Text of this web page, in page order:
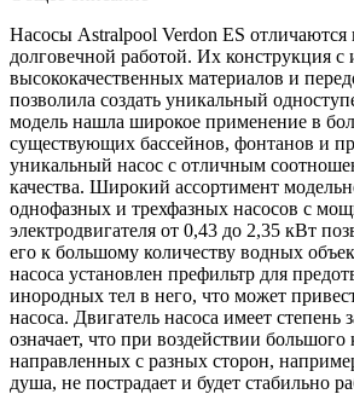
Насосы Astralpool Verdon ES
долговечной работой. Их конструкция с
высококачественных материалов и
позволила создать уникальный
модель нашла широкое применение в
существующих бассейнов, фонтанов и
уникальный насос с отличным
качества. Широкий ассортимент
однофазных и трехфазных насосов с
электродвигателя от 0,43 до 2,35 кВт
его к большому количеству водных
насоса установлен префильтр для
инородных тел в него, что может
насоса. Двигатель насоса имеет
означает, что при воздействии большого
направленных с разных сторон,
душа, не пострадает и будет стабильно